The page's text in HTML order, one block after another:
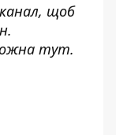
, щоб
тут.